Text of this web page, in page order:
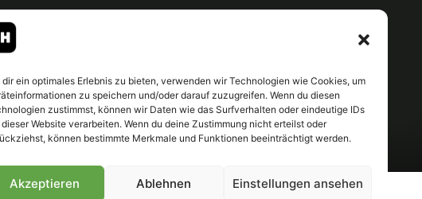
dir ein optimales Erlebnis zu bieten, verwenden wir Technologien wie Cookies, um
zu speichern und/oder darauf zuzugreifen. Wenn du diesen
zustimmst, können wir Daten wie das Surfverhalten oder eindeutige IDs
Website verarbeiten. Wenn du deine Zustimmung nicht erteilst oder
können bestimmte Merkmale und Funktionen beeinträchtigt werden.
Akzeptieren Ablehnen Einstellungen ansehen